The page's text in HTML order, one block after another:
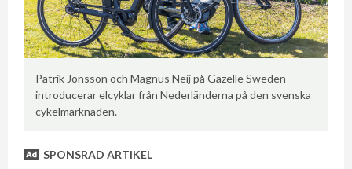
Patrik Jönsson och Magnus Neij på Gazelle Sweden
introducerar elcyklar från Nederländerna på den svenska
cykelmarknaden.
SPONSRAD ARTIKEL